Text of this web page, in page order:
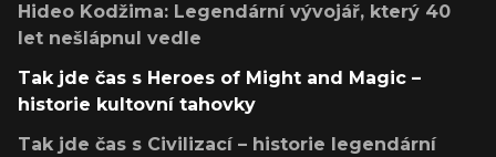
Hideo Kodžima: Legendární vývojář, který 40
let nešlápnul vedle
Tak jde čas s Heroes of Might and Magic –
historie kultovní tahovky
Tak jde čas s Civilizací – historie legendární